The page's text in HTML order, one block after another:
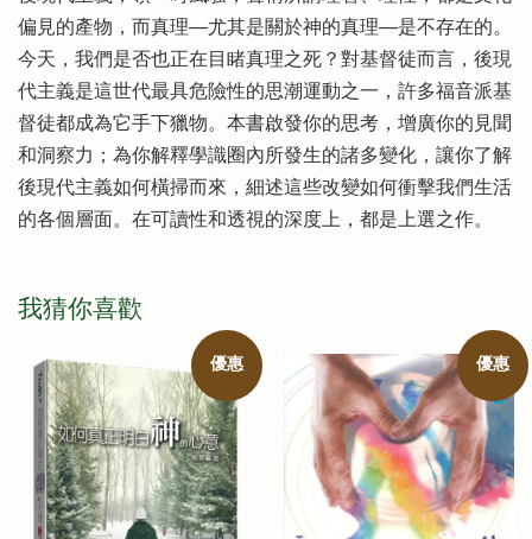
偏見的產物，而真理──尤其是關於神的真理──是不存在的。
今天，我們是否也正在目睹真理之死？對基督徒而言，後現
代主義是這世代最具危險性的思潮運動之一，許多福音派基
督徒都成為它手下獵物。本書啟發你的思考，增廣你的見聞
和洞察力；為你解釋學識圈內所發生的諸多變化，讓你了解
後現代主義如何橫掃而來，細述這些改變如何衝擊我們生活
的各個層面。在可讀性和透視的深度上，都是上選之作。
我猜你喜歡
優惠 優惠